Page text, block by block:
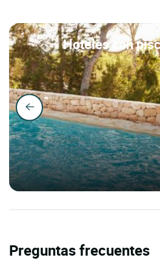
Hoteles con
Preguntas frecuentes